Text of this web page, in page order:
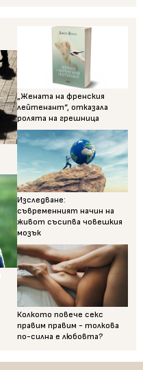
„Жената на френския
лейтенант“, отказала
ролята на грешница
Изследване:
съвременният начин на
живот съсипва човешкия
мозък
Колкото повече секс
правим правим - толкова
по-силна е любовта?